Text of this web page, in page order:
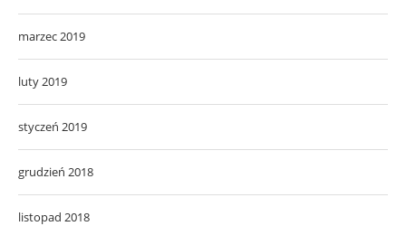
marzec 2019
luty 2019
styczeń 2019
grudzień 2018
listopad 2018